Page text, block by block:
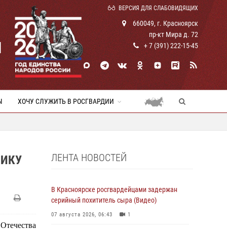
ВЕРСИЯ ДЛЯ СЛАБОВИДЯЩИХ
660049, г. Красноярск
пр-кт Мира д. 72
+ 7 (391) 222-15-45
ХОЧУ СЛУЖИТЬ В РОСГВАРДИИ
ЛЕНТА НОВОСТЕЙ
В Красноярске росгвардейцами задержан
серийный похититель сыра (Видео)
07 августа 2026, 06:43 1